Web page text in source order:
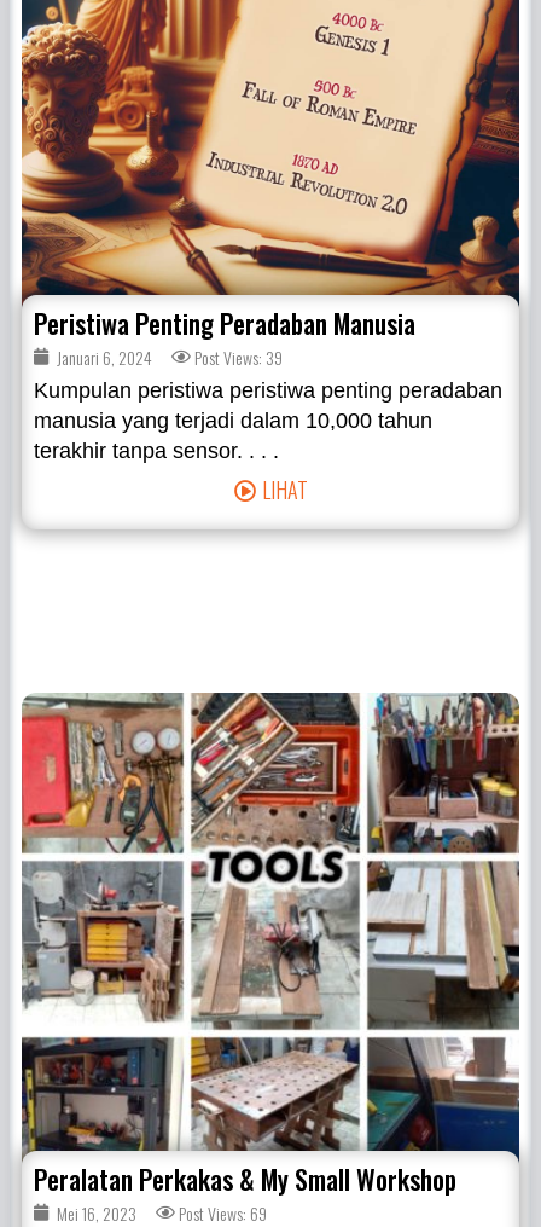
Peristiwa Penting Peradaban Manusia
Januari 6, 2024 Post Views: 39
Kumpulan peristiwa peristiwa penting peradaban
manusia yang terjadi dalam 10,000 tahun
terakhir tanpa sensor. . . .
LIHAT
Peralatan Perkakas & My Small Workshop
Mei 16, 2023 Post Views: 69